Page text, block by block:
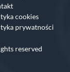
cookies
prywatności
reserved